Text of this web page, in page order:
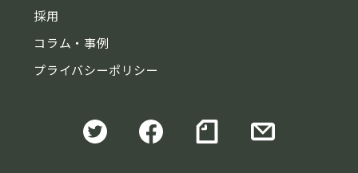
採用
コラム・事例
プライバシーポリシー